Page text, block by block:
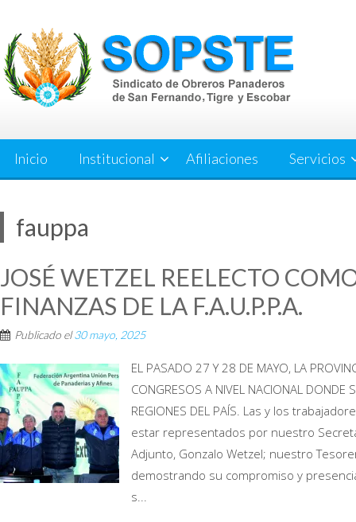
contenido
Inicio Institucional Afiliaciones Servicios
fauppa
JOSÉ WETZEL REELECTO
FINANZAS DE LA F.A.U.P.P.A.
Publicado el30 mayo, 2025
EL PASADO 27 Y 28 DE MAYO, LA
CONGRESOS A NIVEL NACIONAL DONDE
REGIONES DEL PAÍS. Las y los
estar representados por nuestro
Adjunto, Gonzalo Wetzel; nuestro
demostrando su compromiso y
s...